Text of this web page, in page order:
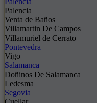
Palencia
Venta de Baños
Villamartin De Campos
Villamuriel de Cerrato
Pontevedra
Vigo
Salamanca
Doñinos De Salamanca
Ledesma
Segovia